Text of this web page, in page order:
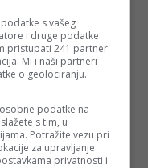
od 2. maja
prosljeđen tužilaštvu.
TwitteriFacebook
s vašeg
i druge podatke
pristupati 241 partner
Mi i naši partneri
o geolociranju.
podatke na
s tim, u
Potražite vezu pri
za upravljanje
privatnosti i